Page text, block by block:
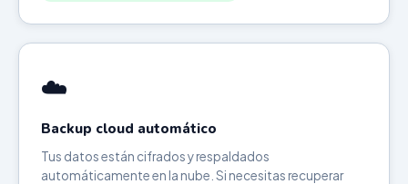
☁️
Backup cloud automático
Tus datos están cifrados y respaldados
automáticamente en la nube. Si necesitas recuperar